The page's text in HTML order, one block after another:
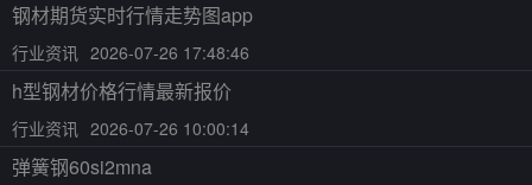
钢材期货实时行情走势图app
行业资讯 2026-07-26 17:48:46
h型钢材价格行情最新报价
行业资讯 2026-07-26 10:00:14
弹簧钢60si2mna